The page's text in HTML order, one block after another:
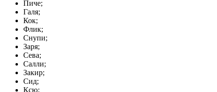
Пиче;
Галя;
Кок;
Флик;
Снупи;
Заря;
Сева;
Салли;
Закир;
Сид;
Ксю;